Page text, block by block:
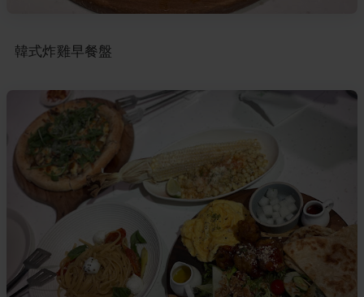
韓式炸雞早餐盤